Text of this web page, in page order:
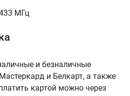
МГц
и безналичные
и Белкарт, а также
картой можно через